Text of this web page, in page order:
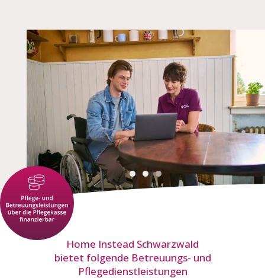
Home Instead Schwarzwald
bietet folgende Betreuungs- und
Pflegedienstleistungen